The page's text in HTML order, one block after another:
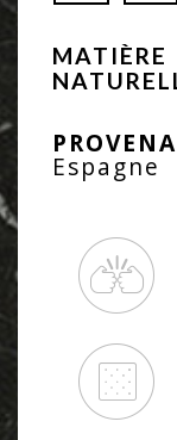
MATIÈRE
Espagne